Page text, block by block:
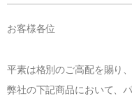
ラークオール
お客様各位
平素は格別のご高配を賜り
弊社の下記商品において、